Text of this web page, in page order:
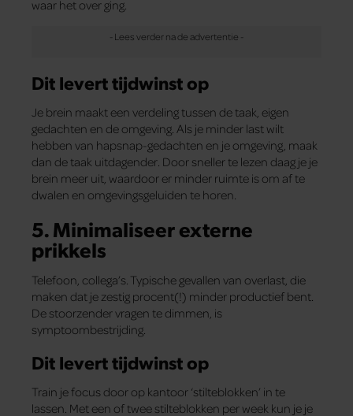
waar het over ging.
Dit levert tijdwinst op
Je brein maakt een verdeling tussen de taak, eigen
gedachten en de omgeving. Als je minder last wilt
hebben van hapsnap-gedachten en je omgeving, maak
dan de taak uitdagender. Door sneller te lezen daag je je
brein meer uit, waardoor er minder ruimte is om af te
dwalen en omgevingsgeluiden te horen.
5. Minimaliseer externe
prikkels
Telefoon, collega’s. Typische gevallen van overlast, die
maken dat je zestig procent(!) minder productief bent.
De stoorzender vragen te dimmen, is
symptoombestrijding.
Dit levert tijdwinst op
Train je focus door op kantoor ‘stilteblokken’ in te
lassen. Met een of twee stilteblokken per week kun je je